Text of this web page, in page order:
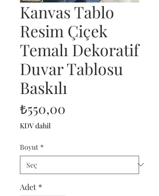
Kanvas Tablo
Resim Çiçek
Temalı Dekoratif
Duvar Tablosu
Baskılı
₺550,00
KDV dahil
Boyut *
Adet *